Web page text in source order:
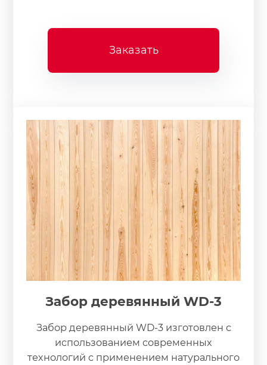
Заказать
Забор деревянный WD-3
Забор деревянный WD-3 изготовлен с
использованием современных
технологий с применением натурального